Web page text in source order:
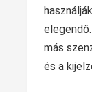
más
és a